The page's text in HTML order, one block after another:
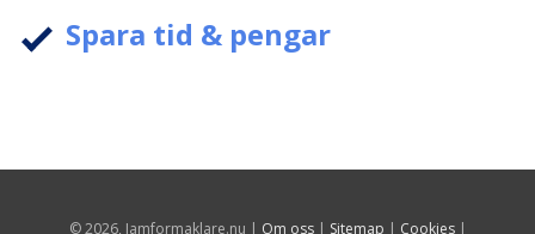
Spara tid & pengar
© 2026, Jamformaklare.nu | Om oss| Sitemap | Cookies|